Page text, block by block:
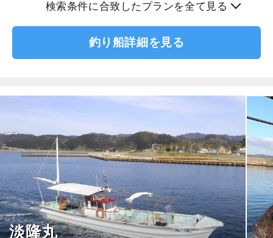
検索条件に合致したプランを全て見る
釣り船詳細を見る
淡隆丸